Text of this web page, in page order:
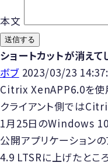
本文
送信する
ショートカットが消えて
ボブ 2023/03/23
Citrix XenAPP6.0を使
クライアント側では
1月25日のWindows 10
公開アプリケーション
4.9 LTSRに上げたとこ